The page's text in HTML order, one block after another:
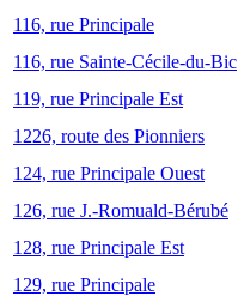
116, rue Principale
116, rue Sainte-Cécile-du-Bic
119, rue Principale Est
1226, route des Pionniers
124, rue Principale Ouest
126, rue J.-Romuald-Bérubé
128, rue Principale Est
129, rue Principale